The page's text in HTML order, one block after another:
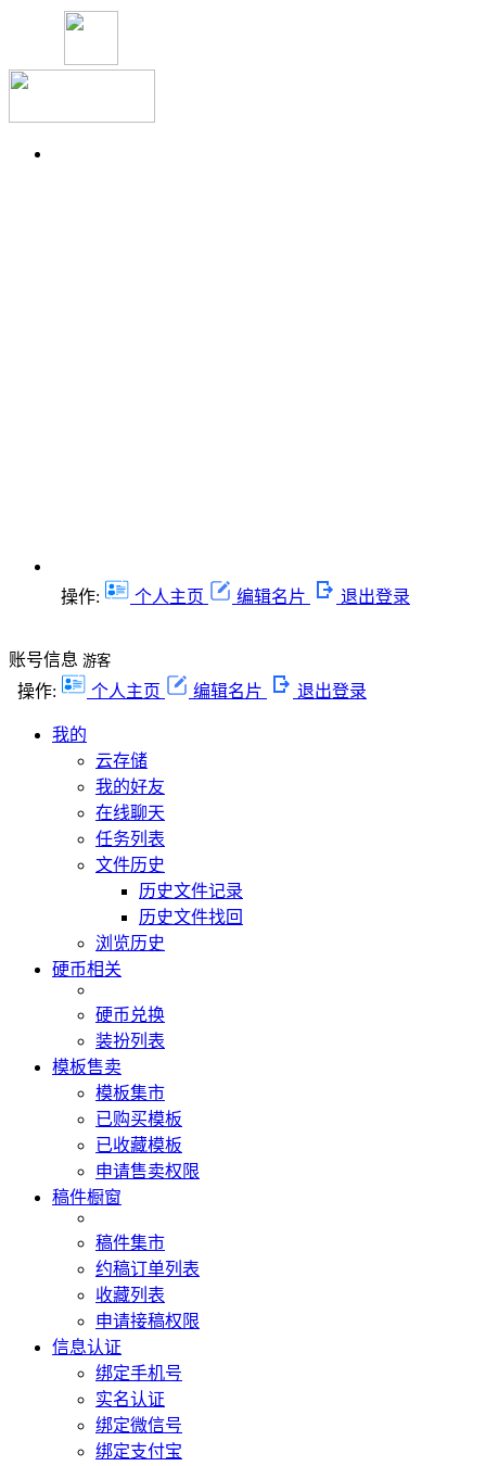
操作: 个人主页 编辑名片 退出登录
账号信息 游客
操作: 个人主页 编辑名片 退出登录
我的
云存储
我的好友
在线聊天
任务列表
文件历史
历史文件记录
历史文件找回
浏览历史
硬币相关
硬币兑换
装扮列表
模板售卖
模板集市
已购买模板
已收藏模板
申请售卖权限
稿件橱窗
稿件集市
约稿订单列表
收藏列表
申请接稿权限
信息认证
绑定手机号
实名认证
绑定微信号
绑定支付宝